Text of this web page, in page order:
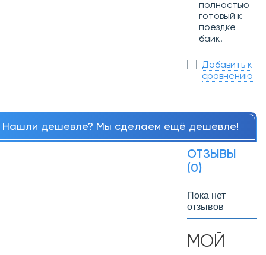
полностью
готовый к
поездке
байк.
Добавить к
сравнению
Нашли дешевле? Мы сделаем ещё дешевле!
ОТЗЫВЫ
(0)
Пока нет
отзывов
МОЙ